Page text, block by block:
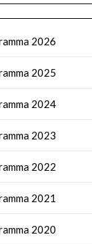
2026
2025
2024
2023
2022
2021
2020